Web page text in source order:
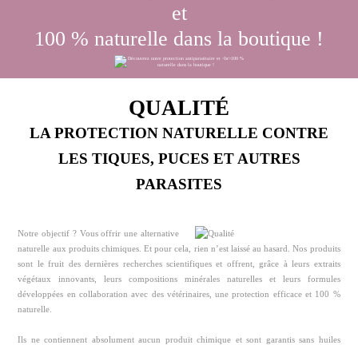
et
100 % naturelle dans la boutique !
QUALITÉ
LA PROTECTION NATURELLE CONTRE
LES TIQUES, PUCES ET AUTRES
PARASITES
Notre objectif ? Vous offrir une alternative
naturelle aux produits chimiques. Et pour cela, rien n’est laissé au hasard. Nos produits
sont le fruit des dernières recherches scientifiques et offrent, grâce à leurs extraits
végétaux innovants, leurs compositions minérales naturelles et leurs formules
développées en collaboration avec des vétérinaires, une protection efficace et 100 %
naturelle.
Ils ne contiennent absolument aucun produit chimique et sont garantis sans huiles